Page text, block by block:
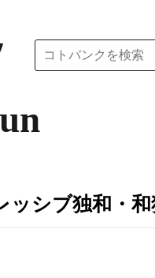
シブ独和・和